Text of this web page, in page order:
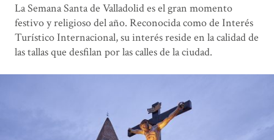
La Semana Santa de Valladolid es el gran momento
festivo y religioso del año. Reconocida como de Interés
Turístico Internacional, su interés reside en la calidad de
las tallas que desfilan por las calles de la ciudad.